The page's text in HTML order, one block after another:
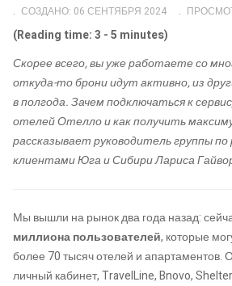
СОЗДАНО: 06 СЕНТЯБРЯ 2024
(Reading time: 3 - 5 minutes)
Скорее всего, вы уже работаете со
откуда-то брони идут активно, из
в полгода. Зачем подключаться к
отелей Отелло и как получить
рассказывает руководитель группы
клиентами Юга и Сибири Лариса
Мы вышли на рынок два года назад:
миллиона пользователей, которые
более 70 тысяч отелей и апартаментов.
личный кабинет, TravelLine, Bnovo,